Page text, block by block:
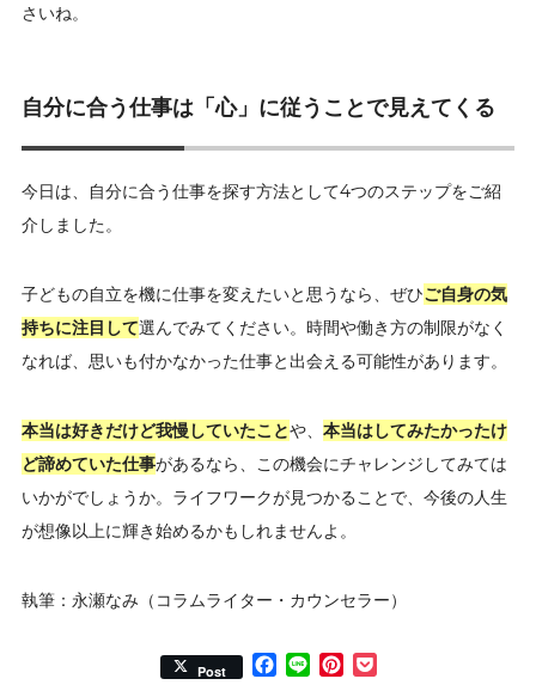
さいね。
自分に合う仕事は「心」に従うことで見えてくる
今日は、自分に合う仕事を探す方法として4つのステップをご紹
介しました。
子どもの自立を機に仕事を変えたいと思うなら、ぜひご自身の気
持ちに注目して選んでみてください。時間や働き方の制限がなく
なれば、思いも付かなかった仕事と出会える可能性があります。
本当は好きだけど我慢していたことや、 本当はしてみたかったけ
ど諦めていた仕事があるなら、この機会にチャレンジしてみては
いかがでしょうか。ライフワークが見つかることで、今後の人生
が想像以上に輝き始めるかもしれませんよ。
執筆：永瀬なみ（コラムライター・カウンセラー）
Post Facebook
Line Pinterest